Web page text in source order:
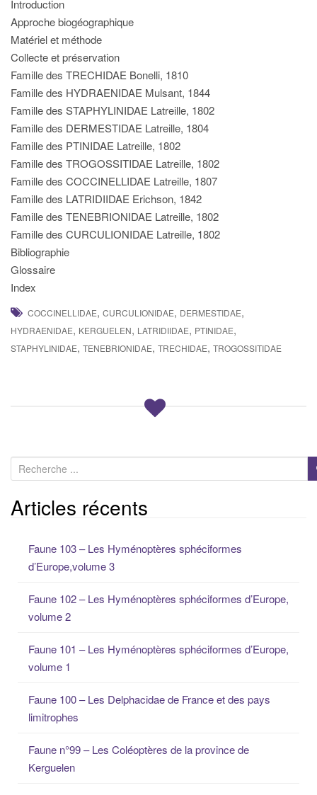
Introduction
Approche biogéographique
Matériel et méthode
Collecte et préservation
Famille des TRECHIDAE Bonelli, 1810
Famille des HYDRAENIDAE Mulsant, 1844
Famille des STAPHYLINIDAE Latreille, 1802
Famille des DERMESTIDAE Latreille, 1804
Famille des PTINIDAE Latreille, 1802
Famille des TROGOSSITIDAE Latreille, 1802
Famille des COCCINELLIDAE Latreille, 1807
Famille des LATRIDIIDAE Erichson, 1842
Famille des TENEBRIONIDAE Latreille, 1802
Famille des CURCULIONIDAE Latreille, 1802
Bibliographie
Glossaire
Index
COCCINELLIDAE, CURCULIONIDAE, DERMESTIDAE,
HYDRAENIDAE, KERGUELEN, LATRIDIIDAE, PTINIDAE,
STAPHYLINIDAE, TENEBRIONIDAE, TRECHIDAE, TROGOSSITIDAE
e
c
h
Articles récents
Faune 103 – Les Hyménoptères sphéciformes
d’Europe,volume 3
Faune 102 – Les Hyménoptères sphéciformes d’Europe,
volume 2
Faune 101 – Les Hyménoptères sphéciformes d’Europe,
volume 1
Faune 100 – Les Delphacidae de France et des pays
limitrophes
Faune n°99 – Les Coléoptères de la province de
Kerguelen